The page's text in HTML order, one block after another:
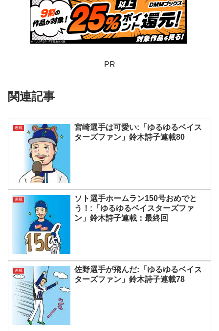
PR
関連記事
連載
宮崎選手は可愛い:「ゆるゆるベイス
ターズファン」鈴木詩子連載80
連載
ソト選手ホームラン150号おめでと
う！:「ゆるゆるベイスターズファ
ン」鈴木詩子連載：最終回
連載
佐野選手が飛んだ:「ゆるゆるベイス
ターズファン」鈴木詩子連載78